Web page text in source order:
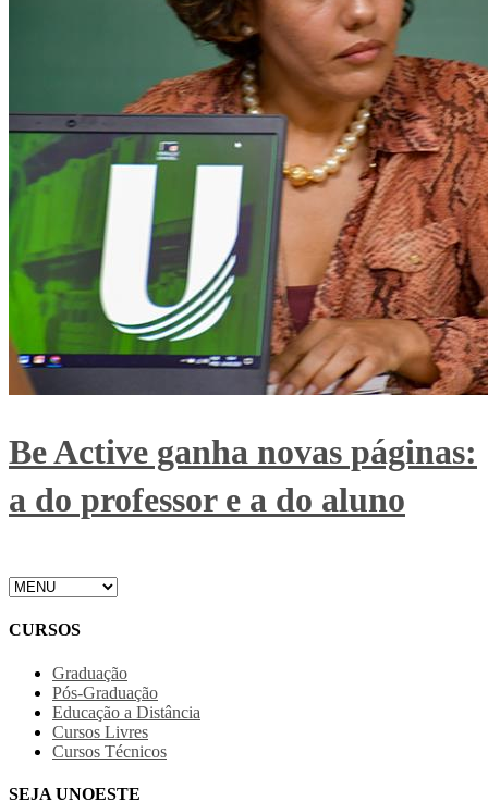
Be Active ganha novas páginas:
a do professor e a do aluno
CURSOS
Graduação
Pós-Graduação
Educação a Distância
Cursos Livres
Cursos Técnicos
SEJA UNOESTE